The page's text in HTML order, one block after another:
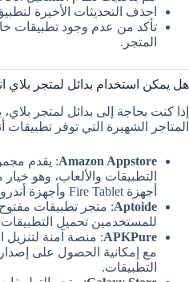
احذف التحديثات الأخيرة
تأكد من عدم وجود تطبيقات
المتجر.
هل يمكن استخدام بدائل لمتجر بلاي
إذا كنت بحاجة إلى بدائل لمتجر
المتاجر الشهيرة التي توفر تطبيقات
Amazon Appstore: يقدم
التطبيقات والألعاب، وهو
أجهزة Fire Tablet وأجهزة أندرويد الأخرى.
Aptoide: متجر تطبيقات
للمستخدمين تحميل التطبيقات
APKPure
مع إمكانية الحصول على
التطبيقات.